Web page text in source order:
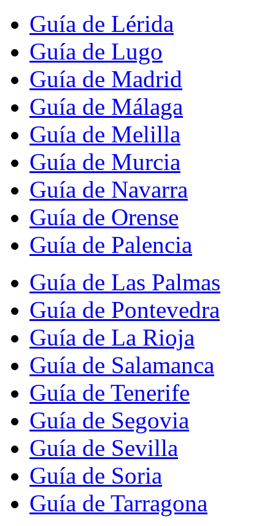
Guía de Lérida
Guía de Lugo
Guía de Madrid
Guía de Málaga
Guía de Melilla
Guía de Murcia
Guía de Navarra
Guía de Orense
Guía de Palencia
Guía de Las Palmas
Guía de Pontevedra
Guía de La Rioja
Guía de Salamanca
Guía de Tenerife
Guía de Segovia
Guía de Sevilla
Guía de Soria
Guía de Tarragona